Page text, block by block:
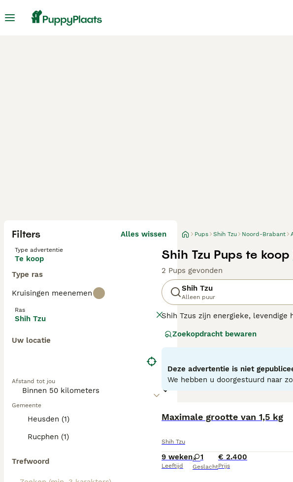
Filters Alles wissen
Type advertentie
Te koop
Type ras
Kruisingen meenemen
Ras
Shih Tzu
Uw locatie
Afstand tot jou
Gemeente
Heusden (1)
Rucphen (1)
Trefwoord
Pups Shih Tzu Noord-Brabant
Shih Tzu Pups te koop
2 Pups gevonden
Shih Tzu
Alleen puur
Shih Tzus zijn energieke,
levensduur. Ze passen zich van
Zoekopdracht bewaren
Deze advertentie is niet
We hebben u doorgestuurd naar
Maximale grootte van 1,5 kg
Shih Tzu
9 weken
Leeftijd
1
Geslacht
€ 2.400
Prijs